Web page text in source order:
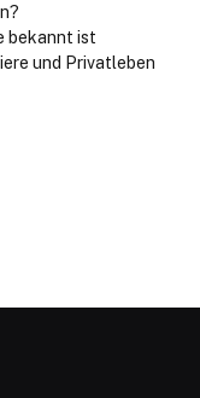
bekannt ist
und Privatleben